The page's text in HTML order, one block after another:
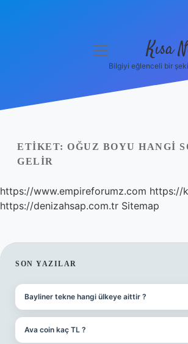
Yasal Uyarı
Hakkımızda
menüyü
Kısa
Bilgiyi eğlenceli bir
ETIKET: OĞUZ BOYU HANGI
GELIR
https://www.empireforumz.com https://
https://denizahsap.com.tr Sitemap
SIDEBAR
SON YAZILAR
Bayliner tekne hangi ülkeye aittir ?
Ava coin kaç TL ?